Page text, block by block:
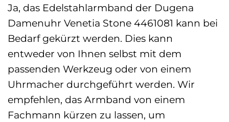
Ja, das Edelstahlarmband der Dugena
Damenuhr Venetia Stone 4461081 kann bei
Bedarf gekürzt werden. Dies kann
entweder von Ihnen selbst mit dem
passenden Werkzeug oder von einem
Uhrmacher durchgeführt werden. Wir
empfehlen, das Armband von einem
Fachmann kürzen zu lassen, um